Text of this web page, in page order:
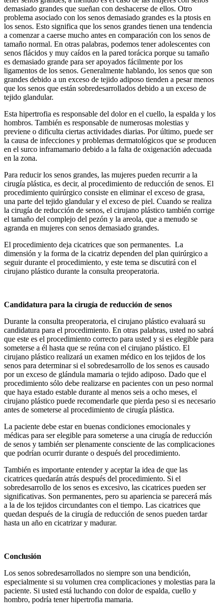
demasiado grandes que sueñan con deshacerse de ellos. Otro
problema asociado con los senos demasiado grandes es la ptosis en
los senos. Esto significa que los senos grandes tienen una tendencia
a comenzar a caerse mucho antes en comparación con los senos de
tamaño normal. En otras palabras, podemos tener adolescentes con
senos flácidos y muy caídos en la pared torácica porque su tamaño
es demasiado grande para ser apoyados fácilmente por los
ligamentos de los senos. Generalmente hablando, los senos que son
grandes debido a un exceso de tejido adiposo tienden a pesar menos
que los senos que están sobredesarrollados debido a un exceso de
tejido glandular.
Esta hipertrofia es responsable del dolor en el cuello, la espalda y los
hombros. También es responsable de numerosas molestias y
previene o dificulta ciertas actividades diarias. Por último, puede ser
la causa de infecciones y problemas dermatológicos que se producen
en el surco inframamario debido a la falta de oxigenación adecuada
en la zona.
Para reducir los senos grandes, las mujeres pueden recurrir a la
cirugía plástica, es decir, al procedimiento de reducción de senos. El
procedimiento quirúrgico consiste en eliminar el exceso de grasa,
una parte del tejido glandular y el exceso de piel. Cuando se realiza
la cirugía de reducción de senos, el cirujano plástico también corrige
el tamaño del complejo del pezón y la areola, que a menudo se
agranda en mujeres con senos demasiado grandes.
El procedimiento deja cicatrices que son permanentes. La
dimensión y la forma de la cicatriz dependen del plan quirúrgico a
seguir durante el procedimiento, y este tema se discutirá con el
cirujano plástico durante la consulta preoperatoria.
Candidatura para la cirugía de reducción de senos
Durante la consulta preoperatoria, el cirujano plástico evaluará su
candidatura para el procedimiento. En otras palabras, usted no sabrá
que este es el procedimiento correcto para usted y si es elegible para
someterse a él hasta que se reúna con el cirujano plástico. El
cirujano plástico realizará un examen médico en los tejidos de los
senos para determinar si el sobredesarrollo de los senos es causado
por un exceso de glándula mamaria o tejido adiposo. Dado que el
procedimiento sólo debe realizarse en pacientes con un peso normal
que haya estado estable durante al menos seis a ocho meses, el
cirujano plástico puede recomendarle que pierda peso si es necesario
antes de someterse al procedimiento de cirugía plástica.
La paciente debe estar en buenas condiciones emocionales y
médicas para ser elegible para someterse a una cirugía de reducción
de senos y también ser plenamente consciente de las complicaciones
que podrían ocurrir durante o después del procedimiento.
También es importante entender y aceptar la idea de que las
cicatrices quedarán atrás después del procedimiento. Si el
sobredesarrollo de los senos es excesivo, las cicatrices pueden ser
significativas. Son permanentes, pero su apariencia se parecerá más
a la de los tejidos circundantes con el tiempo. Las cicatrices que
quedan después de la cirugía de reducción de senos pueden tardar
hasta un año en cicatrizar y madurar.
Conclusión
Los senos sobredesarrollados no siempre son una bendición,
especialmente si su volumen crea complicaciones y molestias para la
paciente. Si usted está luchando con dolor de espalda, cuello y
hombro, podría tener hipertrofia mamaria.